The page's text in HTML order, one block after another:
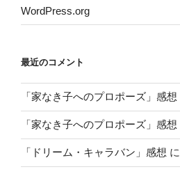
WordPress.org
最近のコメント
「家なき子へのプロポーズ」感想
「家なき子へのプロポーズ」感想
「ドリーム・キャラバン」感想 に